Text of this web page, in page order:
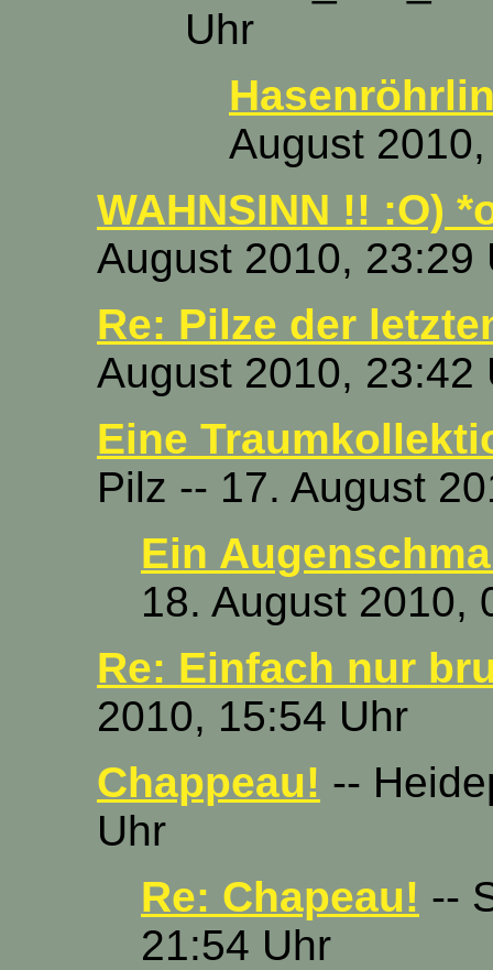
Uhr
August
WAHNSINN !! :O)
August 2010, 23:29
Re: Pilze der
August 2010, 23:42
Eine
Pilz -- 17. August
Ein
18. August 2010,
Re: Einfach nur
2010, 15:54 Uhr
Chappeau! --
Uhr
Re: Chapeau! --
21:54 Uhr